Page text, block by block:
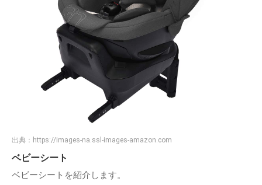
出典： https://images-na.ssl-images-amazon.com
ベビーシート
ベビーシートを紹介します。